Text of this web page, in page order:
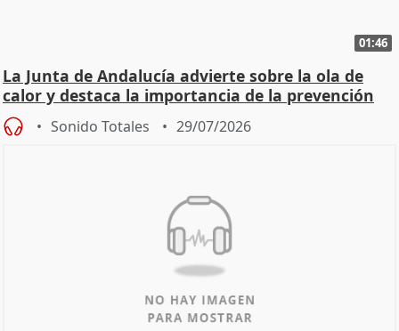
01:46
La Junta de Andalucía advierte sobre la ola de
calor y destaca la importancia de la prevención
Sonido Totales 29/07/2026